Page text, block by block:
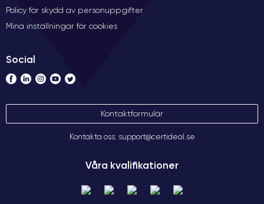
Policy för skydd av personuppgifter
Mina inställningar för cookies
Social
Kontaktformulär
Kontakta oss: support@certideal.se
Våra kvalifikationer